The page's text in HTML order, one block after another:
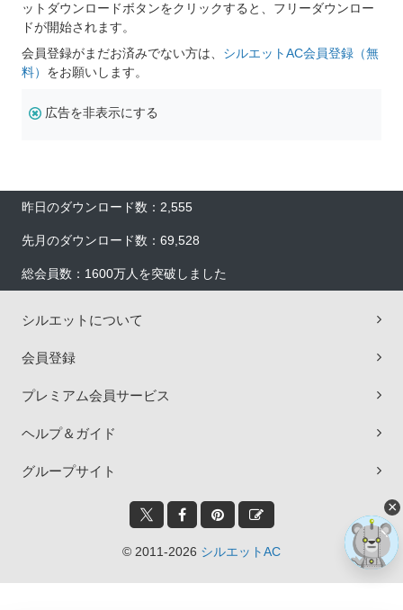
ットダウンロードボタンをクリックすると、フリーダウンロー
ドが開始されます。
会員登録がまだお済みでない方は、 シルエットAC会員登録（無
料） をお願いします。
広告を非表示にする
昨日のダウンロード数：2,555
先月のダウンロード数：69,528
総会員数：1600万人を突破しました
シルエットについて
会員登録
プレミアム会員サービス
ヘルプ＆ガイド
グループサイト
© 2011-2026 シルエットAC
×